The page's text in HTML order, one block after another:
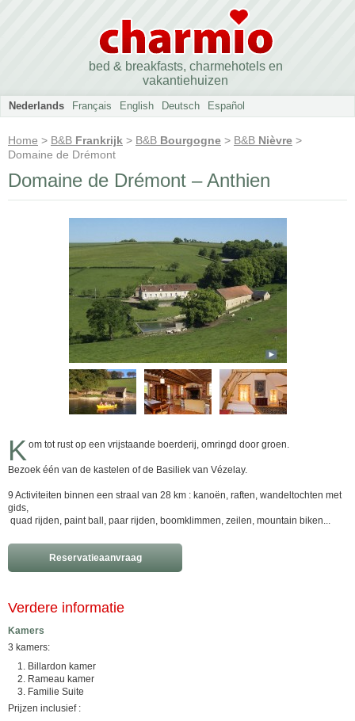
bed & breakfasts, charmehotels en
vakantiehuizen
Nederlands Français English Deutsch Español
Home > B&B Frankrijk > B&B Bourgogne > B&B Nièvre >
Domaine de Drémont
Domaine de Drémont – Anthien
K om tot rust op een vrijstaande boerderij, omringd door groen.
Bezoek één van de kastelen of de Basiliek van Vézelay.
9 Activiteiten binnen een straal van 28 km : kanoën, raften, wandeltochten met
gids,
quad rijden, paint ball, paar rijden, boomklimmen, zeilen, mountain biken...
Reservatieaanvraag
Verdere informatie
Kamers
3 kamers:
Billardon kamer
Rameau kamer
Familie Suite
Prijzen inclusief :